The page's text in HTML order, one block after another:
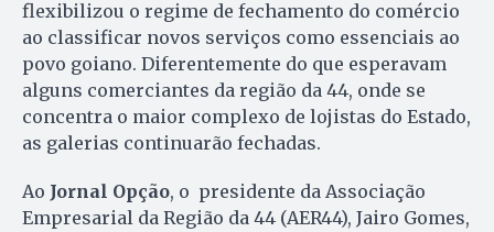
flexibilizou o regime de fechamento do comércio
ao classificar novos serviços como essenciais ao
povo goiano. Diferentemente do que esperavam
alguns comerciantes da região da 44, onde se
concentra o maior complexo de lojistas do Estado,
as galerias continuarão fechadas.
Ao Jornal Opção, o presidente da Associação
Empresarial da Região da 44 (AER44), Jairo Gomes,